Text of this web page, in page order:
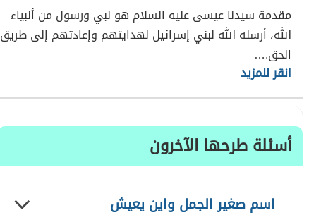
مقدمة سيدنا عيسى عليه السلام هو نبي ورسول من أنبياء
الله، أرسله الله لبني إسرائيل لهدايتهم وإعادتهم إلى طريق
الحق.…
انقر للمزيد
أسئلة طرحها الآخرون
اسم صغير الجمل واين يعيش